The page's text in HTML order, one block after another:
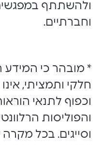
ולהשתתף
וחברתיים.
* מובהר כי המידע
חלקי ותמציתי,
וכפוף לתנאי
והפוליסות
וסייגים. בכל